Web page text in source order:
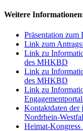
Weitere
Präsentation
Link zum
Link zu
des MHKBD
Link zu
des MHKBD
Link zu
Kontaktdaten der
Nordrhein-
Heimat-